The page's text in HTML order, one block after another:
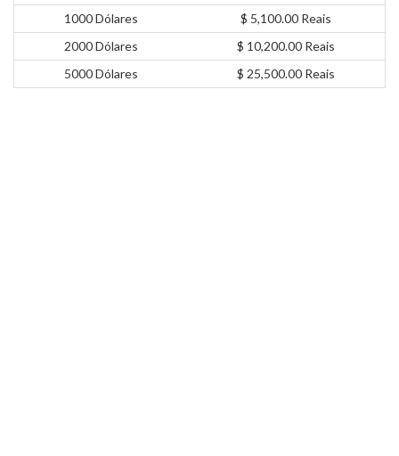
1000 Dólares
$ 5,100.00 Reais
2000 Dólares
$ 10,200.00 Reais
5000 Dólares
$ 25,500.00 Reais